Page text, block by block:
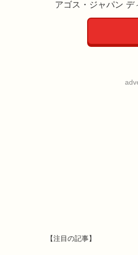
アゴス・ジャパン デ
【注目の記事】